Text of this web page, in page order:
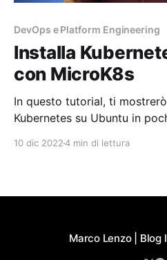
DevOps e Platform Engineering
Installa
con MicroK8s
In questo tutorial, ti
Kubernetes su Ubuntu in
10 dic 20224 min di lettura
Marco Lenzo | Blog